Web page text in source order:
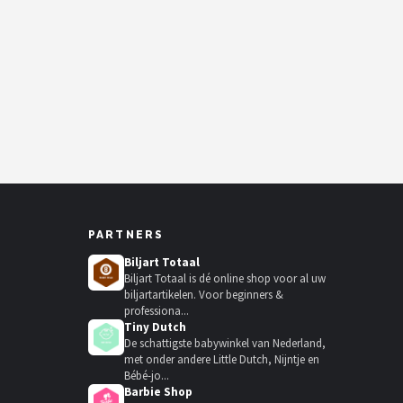
PARTNERS
Biljart Totaal
Biljart Totaal is dé online shop voor al uw
biljartartikelen. Voor beginners &
professiona...
Tiny Dutch
De schattigste babywinkel van Nederland,
met onder andere Little Dutch, Nijntje en
Bébé-jo...
Barbie Shop